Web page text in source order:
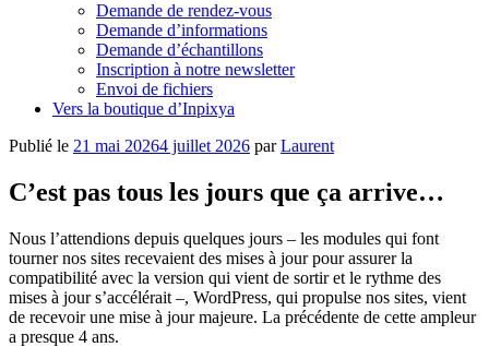
Demande de rendez-vous
Demande d’informations
Demande d’échantillons
Inscription à notre newsletter
Envoi de fichiers
Vers la boutique d’Inpixya
Publié le 21 mai 20264 juillet 2026 parLaurent
C’est pas tous les jours que ça arrive…
Nous l’attendions depuis quelques jours – les modules qui font
tourner nos sites recevaient des mises à jour pour assurer la
compatibilité avec la version qui vient de sortir et le rythme des
mises à jour s’accélérait –, WordPress, qui propulse nos sites, vient
de recevoir une mise à jour majeure. La précédente de cette ampleur
a presque 4 ans.